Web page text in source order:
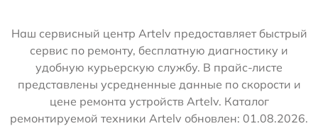
Наш сервисный центр Artelv предоставляет быстрый
сервис по ремонту, бесплатную диагностику и
удобную курьерскую службу. В прайс-листе
представлены усредненные данные по скорости и
цене ремонта устройств Artelv. Каталог
ремонтируемой техники Artelv обновлен: 01.08.2026.